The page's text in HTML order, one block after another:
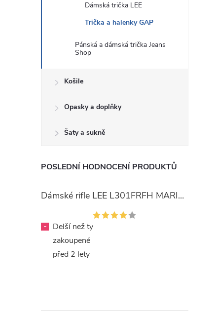
Dámská trička LEE
Trička a halenky GAP
Pánská a dámská trička Jeans
Shop
Košile
Opasky a doplňky
Šaty a sukně
POSLEDNÍ HODNOCENÍ PRODUKTŮ
Dámské rifle LEE L301FRFH MARION STRAIGHT RINSE
-
Delší než ty
zakoupené
před 2 lety